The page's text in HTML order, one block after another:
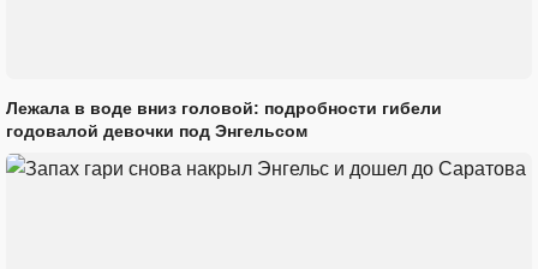
Лежала в воде вниз головой: подробности гибели
годовалой девочки под Энгельсом